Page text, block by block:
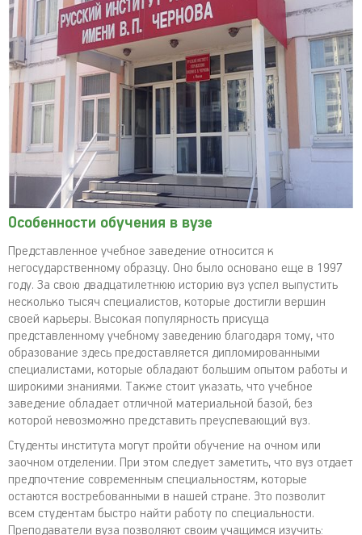
Особенности обучения в вузе
Представленное учебное заведение относится к
негосударственному образцу. Оно было основано еще в 1997
году. За свою двадцатилетнюю историю вуз успел выпустить
несколько тысяч специалистов, которые достигли вершин
своей карьеры. Высокая популярность присуща
представленному учебному заведению благодаря тому, что
образование здесь предоставляется дипломированными
специалистами, которые обладают большим опытом работы и
широкими знаниями. Также стоит указать, что учебное
заведение обладает отличной материальной базой, без
которой невозможно представить преуспевающий вуз.
Студенты института могут пройти обучение на очном или
заочном отделении. При этом следует заметить, что вуз отдает
предпочтение современным специальностям, которые
остаются востребованными в нашей стране. Это позволит
всем студентам быстро найти работу по специальности.
Преподаватели вуза позволяют своим учащимся изучить: